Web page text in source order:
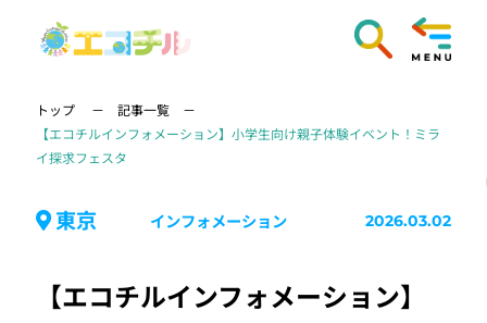
トップ
記事一覧
【エコチルインフォメーション】小学生向け親子体験イベント！ミラ
イ探求フェスタ
東京 インフォメーション 2026.03.02
【エコチルインフォメーション】